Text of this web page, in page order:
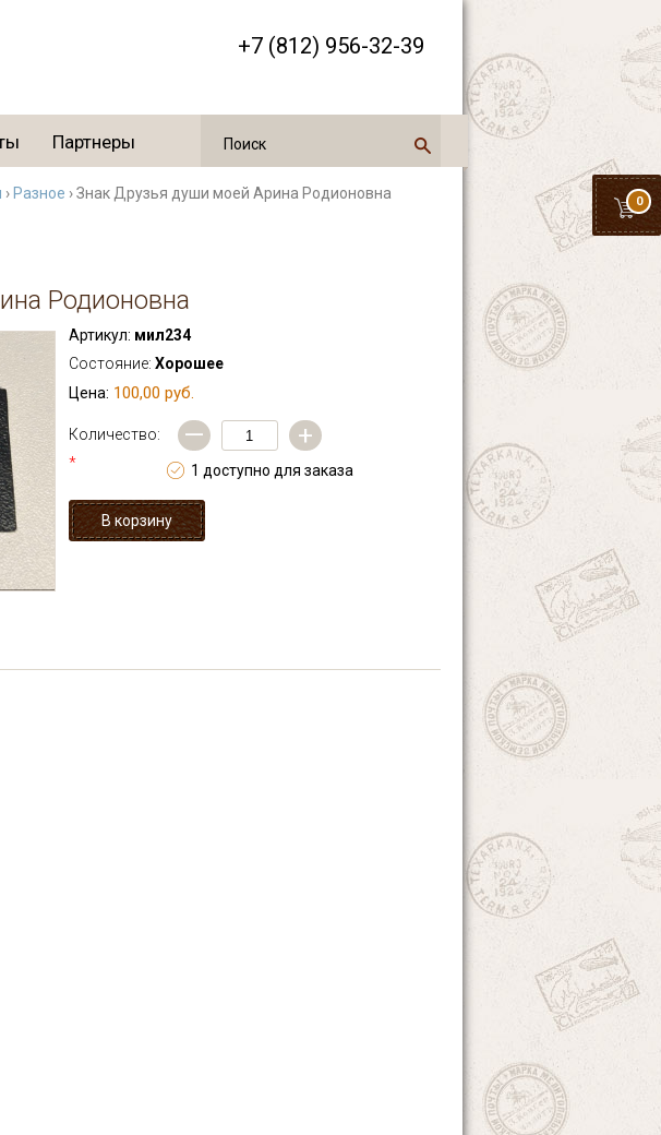
+7 (812) 956-32-39
0
Партнеры
› Разное › Знак Друзья души моей Арина Родионовна
Родионовна
Артикул: мил234
Состояние: Хорошее
Цена: 100,00 руб.
Количество:
*
— +
1 доступно для заказа